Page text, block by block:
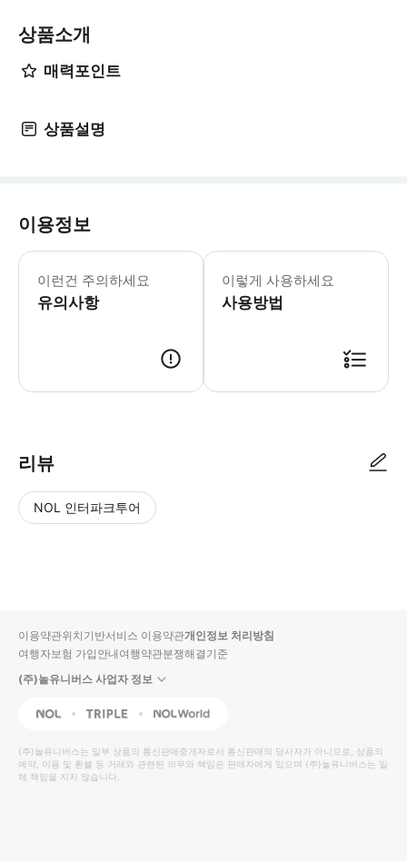
상품소개
매력포인트
상품설명
이용정보
이런건 주의하세요
유의사항
[포함사항] · 요리에 관한 모든 재료,
이렇게 사용하세요
사용방법
리뷰
NOL 인터파크투어
입니
다.
높
은
순
동
영
상
순
상
이용약관위치기반서비스 이용약관개인정보 처리방침
여행자보험 가입안내여행약관분쟁해결기준
(주)놀유니버스 사업자 정보
NOL Triple Interpark Global
(주)놀유니버스는 일부 상품의 통신판매중개자로서 통신판매의 당사자가 아니므로, 상품의
예약, 이용 및 환불 등 거래와 관련된 의무와 책임은 판매자에게 있으며 (주)놀유니버스는 일
체 책임을 지지 않습니다.